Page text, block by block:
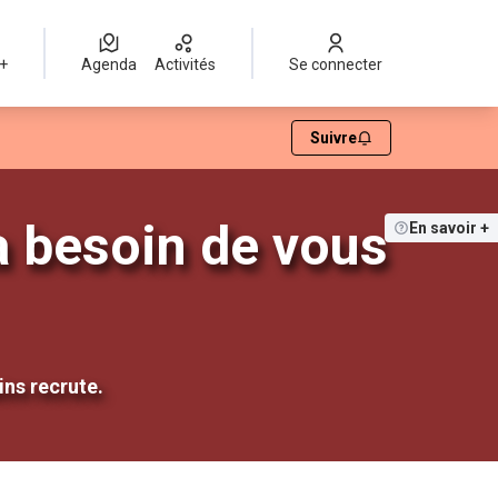
Agenda Activités Se connecter
Suivre
En savoir +
besoin de vous
recrute.